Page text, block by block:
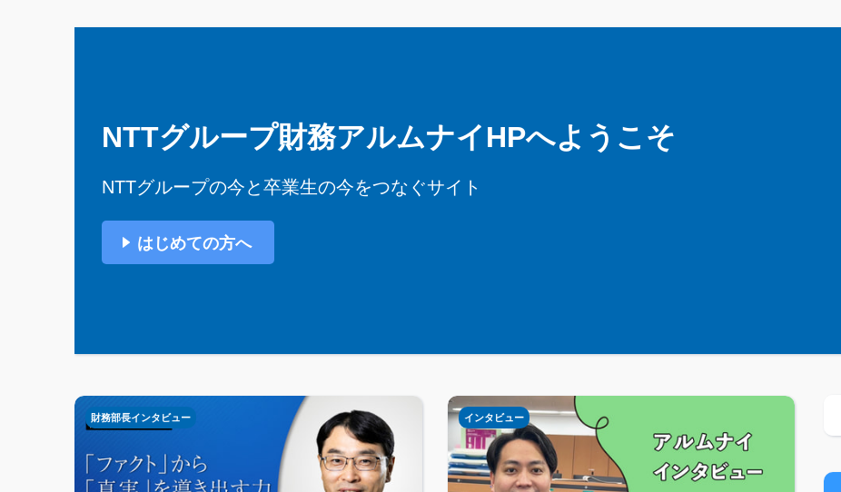
NTTグループ財務アルムナイHPへようこそ
NTTグループの今と卒業生の今をつなぐサイト
はじめての方へ
財務部長インタビュー インタビュー